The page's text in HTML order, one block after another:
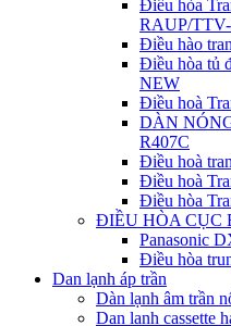
Điều hòa
RAUP/
Điều hào
Điều hòa tủ
NEW
Điều hoà
DÀN
R407C
Điều hoà
Điều hoà
Điều hòa
ĐIỀU HÒA CỤC
Panasonic
Điều hòa
Dan lạnh áp trần
Dàn lạnh âm trần
Dan lanh cassette